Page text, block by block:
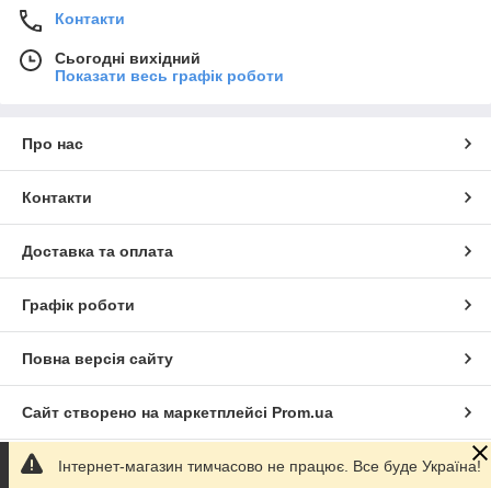
Контакти
Сьогодні вихідний
Показати весь графік роботи
Про нас
Контакти
Доставка та оплата
Графік роботи
Повна версія сайту
Сайт створено на маркетплейсі Prom.ua
Політика конфіденційності
Інтернет-магазин тимчасово не працює. Все буде Україна!